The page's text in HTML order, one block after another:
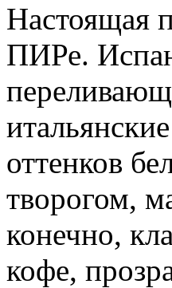
Настоящая
ПИРе.
оттенков
творогом,
конечно,
кофе,